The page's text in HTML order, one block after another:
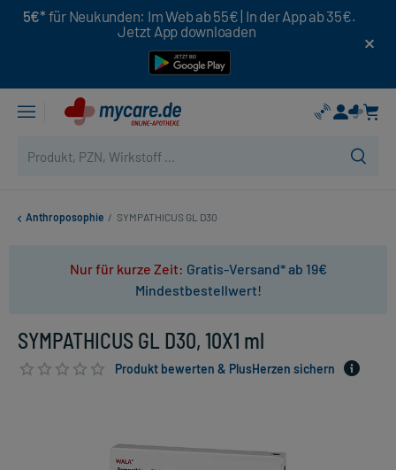
5€* für Neukunden: Im Web ab 55€ | In der App ab 35€.
Jetzt App downloaden
Anthroposophie / SYMPATHICUS GL D30
Nur für kurze Zeit: Gratis-Versand* ab 19€
Mindestbestellwert!
SYMPATHICUS GL D30, 10X1 ml
Produkt bewerten & PlusHerzen sichern